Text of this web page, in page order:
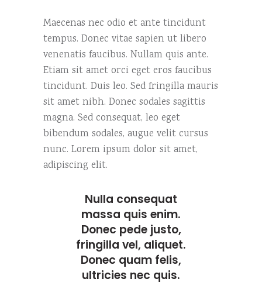
Maecenas nec odio et ante tincidunt
tempus. Donec vitae sapien ut libero
venenatis faucibus. Nullam quis ante.
Etiam sit amet orci eget eros faucibus
tincidunt. Duis leo. Sed fringilla mauris
sit amet nibh. Donec sodales sagittis
magna. Sed consequat, leo eget
bibendum sodales, augue velit cursus
nunc. Lorem ipsum dolor sit amet,
adipiscing elit.
Nulla consequat
massa quis enim.
Donec pede justo,
fringilla vel, aliquet.
Donec quam felis,
ultricies nec quis.